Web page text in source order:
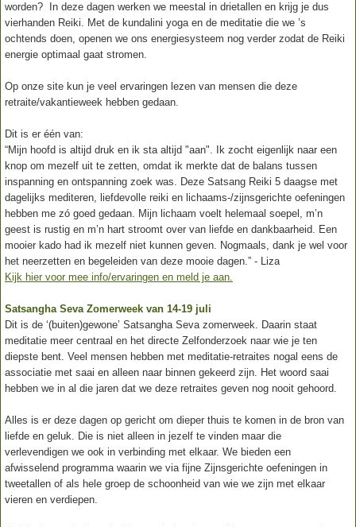
worden? In deze dagen werken we meestal in drietallen en krijg je dus
vierhanden Reiki. Met de kundalini yoga en de meditatie die we ’s
ochtends doen, openen we ons energiesysteem nog verder zodat de Reiki
energie optimaal gaat stromen.
Op onze site kun je veel ervaringen lezen van mensen die deze
retraite/vakantieweek hebben gedaan.
Dit is er één van:
“Mijn hoofd is altijd druk en ik sta altijd "aan". Ik zocht eigenlijk naar een
knop om mezelf uit te zetten, omdat ik merkte dat de balans tussen
inspanning en ontspanning zoek was. Deze Satsang Reiki 5 daagse met
dagelijks mediteren, liefdevolle reiki en lichaams-/zijnsgerichte oefeningen
hebben me zó goed gedaan. Mijn lichaam voelt helemaal soepel, m’n
geest is rustig en m’n hart stroomt over van liefde en dankbaarheid. Een
mooier kado had ik mezelf niet kunnen geven. Nogmaals, dank je wel voor
het neerzetten en begeleiden van deze mooie dagen.” - Liza
Kijk hier voor mee info/ervaringen en meld je aan.
Satsangha Seva Zomerweek van 14-19 juli
Dit is de ‘(buiten)gewone’ Satsangha Seva zomerweek. Daarin staat
meditatie meer centraal en het directe Zelfonderzoek naar wie je ten
diepste bent. Veel mensen hebben met meditatie-retraites nogal eens de
associatie met saai en alleen naar binnen gekeerd zijn. Het woord saai
hebben we in al die jaren dat we deze retraites geven nog nooit gehoord.
Alles is er deze dagen op gericht om dieper thuis te komen in de bron van
liefde en geluk. Die is niet alleen in jezelf te vinden maar die
verlevendigen we ook in verbinding met elkaar. We bieden een
afwisselend programma waarin we via fijne Zijnsgerichte oefeningen in
tweetallen of als hele groep de schoonheid van wie we zijn met elkaar
vieren en verdiepen.